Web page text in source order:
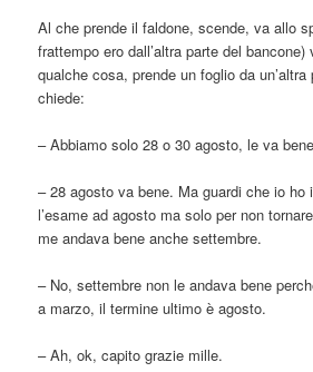
Al che prende il faldone, scende, va allo
frattempo ero dall’altra parte del
qualche cosa, prende un foglio da
chiede:
– Abbiamo solo 28 o 30 agosto, le va
– 28 agosto va bene. Ma guardi che io ho
l’esame ad agosto ma solo per non
me andava bene anche settembre.
– No, settembre non le andava bene
a marzo, il termine ultimo è agosto.
– Ah, ok, capito grazie mille.